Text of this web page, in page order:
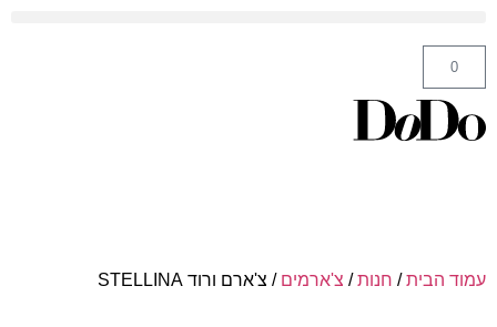
0
עמוד הבית/ חנות/ צ'ארמים / צ'ארם ורוד STELLINA